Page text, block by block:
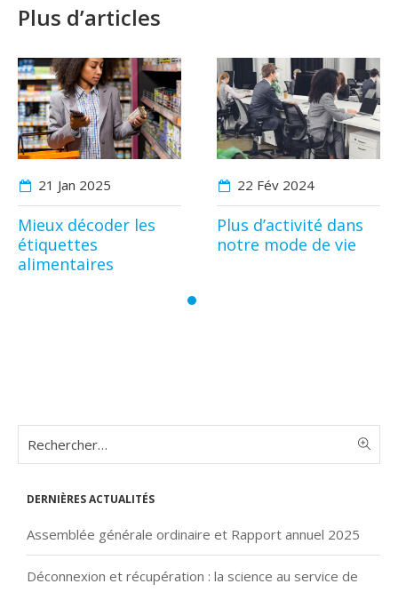
Plus d’articles
21 Jan 2025
Mieux décoder les
étiquettes
alimentaires
22 Fév 2024
Plus d’activité dans
notre mode de vie
Dernières actualités
Assemblée générale ordinaire et Rapport annuel 2025
Déconnexion et récupération : la science au service de